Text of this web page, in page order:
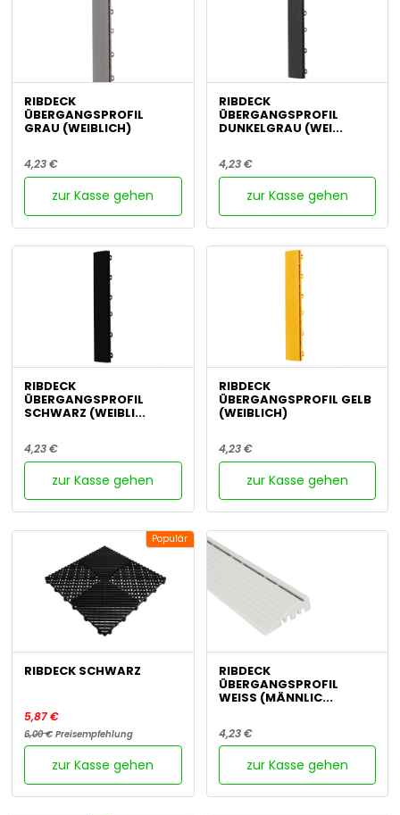
RIBDECK
ÜBERGANGSPROFIL
GRAU (WEIBLICH)
4,23 €
zur Kasse gehen
RIBDECK
ÜBERGANGSPROFIL
DUNKELGRAU (WEI...
4,23 €
zur Kasse gehen
RIBDECK
ÜBERGANGSPROFIL
SCHWARZ (WEIBLI...
4,23 €
zur Kasse gehen
RIBDECK
ÜBERGANGSPROFIL GELB
(WEIBLICH)
4,23 €
zur Kasse gehen
Populär
RIBDECK SCHWARZ
5,87 €
6,00 € Preisempfehlung
zur Kasse gehen
RIBDECK
ÜBERGANGSPROFIL
WEISS (MÄNNLIC...
4,23 €
zur Kasse gehen